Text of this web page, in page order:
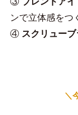
ンで立体感をつ
④ スクリュー
＼